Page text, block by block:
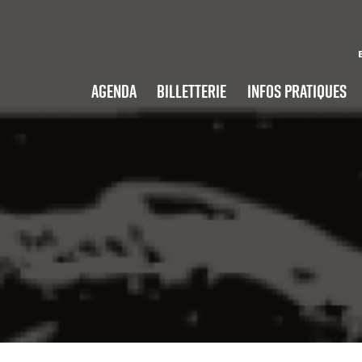
Agenda Billetterie Infos pratiques